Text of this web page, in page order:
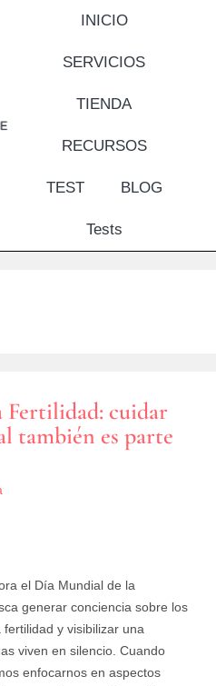
INICIO
SERVICIOS
TIENDA
RECURSOS
TEST BLOG
Tests
Fertilidad: cuidar
también es parte
el Día Mundial de la
generar conciencia sobre los
y visibilizar una
viven en silencio. Cuando
enfocarnos en aspectos